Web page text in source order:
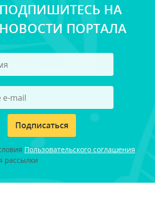
ПОДПИШИТЕСЬ НА
НОВОСТИ ПОРТАЛА
Подписаться
Пользовательского соглашения
рассылки